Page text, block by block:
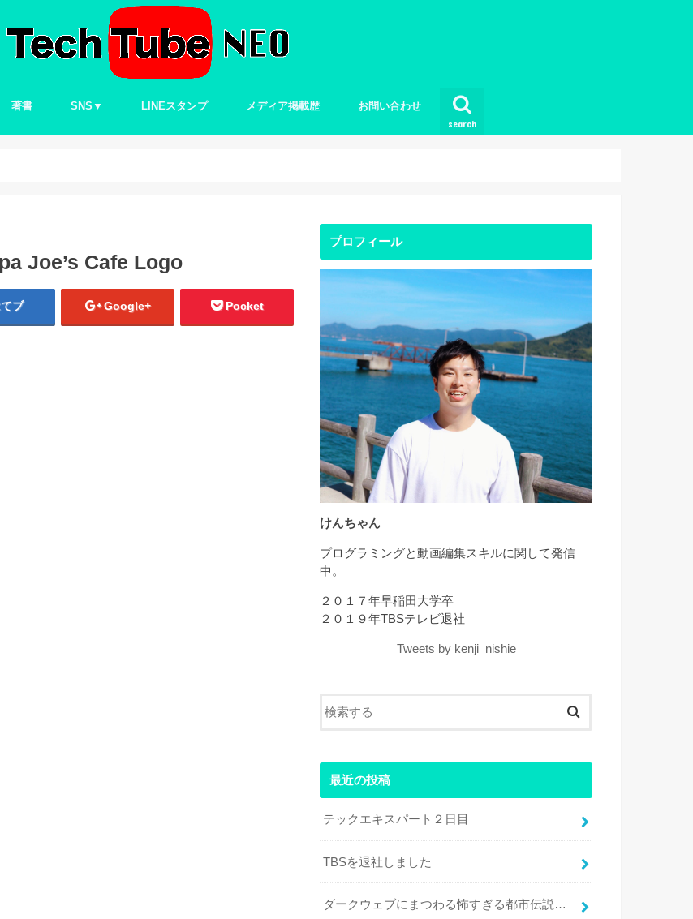
search
著書 SNS▼
Twitter
LINEスタンプ メディア掲載歴 お問い合わせ
Joe’s Cafe Logo
ブ Google+ Pocket
プロフィール
けんちゃん
プログラミングと動画編集スキルに関して発信
中。
２０１７年早稲田大学卒
２０１９年TBSテレビ退社
Tweets by kenji_nishie
最近の投稿
テックエキスパート２日目
TBSを退社しました
ダークウェブにまつわる怖すぎる都市伝説…